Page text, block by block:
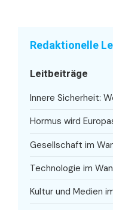
Redaktionelle
Leitbeiträge
Innere Sicherheit:
Hormus wird
Gesellschaft im
Technologie im
Kultur und Medien